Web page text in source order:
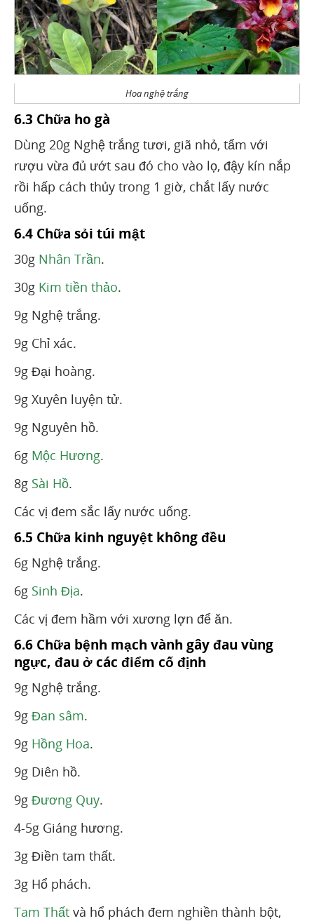
Hoa nghệ trắng
6.3 Chữa ho gà
Dùng 20g Nghệ trắng tươi, giã nhỏ, tẩm với
rượu vừa đủ ướt sau đó cho vào lọ, đậy kín nắp
rồi hấp cách thủy trong 1 giờ, chắt lấy nước
uống.
6.4 Chữa sỏi túi mật
30g Nhân Trần.
30g Kim tiền thảo.
9g Nghệ trắng.
9g Chỉ xác.
9g Đại hoàng.
9g Xuyên luyện tử.
9g Nguyên hồ.
6g Mộc Hương.
8g Sài Hồ.
Các vị đem sắc lấy nước uống.
6.5 Chữa kinh nguyệt không đều
6g Nghệ trắng.
6g Sinh Địa.
Các vị đem hầm với xương lợn để ăn.
6.6 Chữa bệnh mạch vành gây đau vùng
ngực, đau ở các điểm cố định
9g Nghệ trắng.
9g Đan sâm.
9g Hồng Hoa.
9g Diên hồ.
9g Đương Quy.
4-5g Giáng hương.
3g Điền tam thất.
3g Hổ phách.
Tam Thất và hổ phách đem nghiền thành bột,